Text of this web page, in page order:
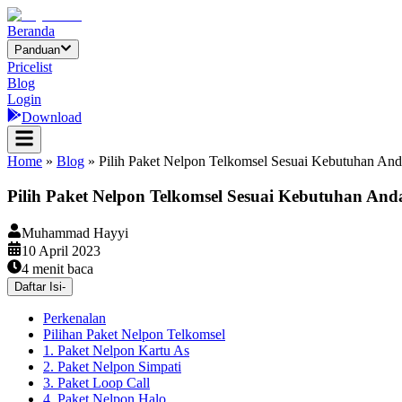
Beranda
Panduan
Pricelist
Blog
Login
Download
Home » Blog » Pilih Paket Nelpon Telkomsel Sesuai Kebutuhan
Pilih Paket Nelpon Telkomsel Sesuai Kebutuhan
Muhammad Hayyi
10 April 2023
4 menit baca
Daftar Isi-
Perkenalan
Pilihan Paket Nelpon Telkomsel
1. Paket Nelpon Kartu As
2. Paket Nelpon Simpati
3. Paket Loop Call
4. Paket Nelpon Halo